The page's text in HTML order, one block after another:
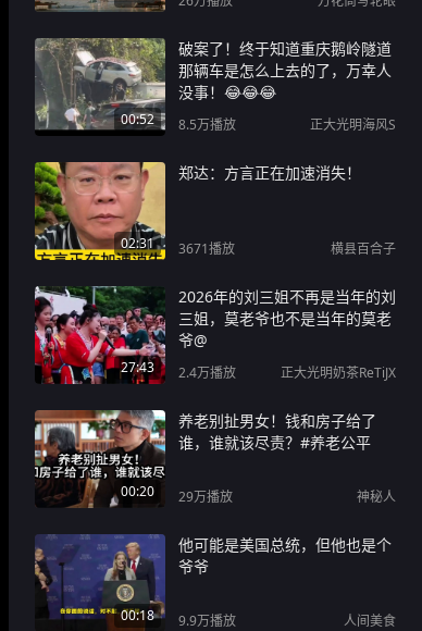
00:52
破案了！终于知道重庆鹅岭隧道
那辆车是怎么上去的了，万幸人
没事！😂😂😂
8.5万播放 正大光明海风S
02:31
郑达：方言正在加速消失！
3671播放 横县百合子
27:43
2026年的刘三姐不再是当年的刘
三姐，莫老爷也不是当年的莫老
爷@
2.4万播放 正大光明奶茶ReTiJX
00:20
养老别扯男女！钱和房子给了
谁，谁就该尽责？#养老公平
29万播放 神秘人
00:18
他可能是美国总统，但他也是个
爷爷
9.9万播放 人间美食